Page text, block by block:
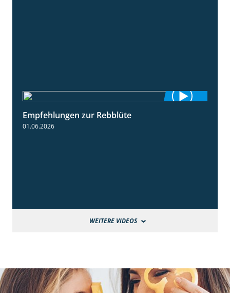
Empfehlungen zur Rebblüte
01.06.2026
WEITERE VIDEOS